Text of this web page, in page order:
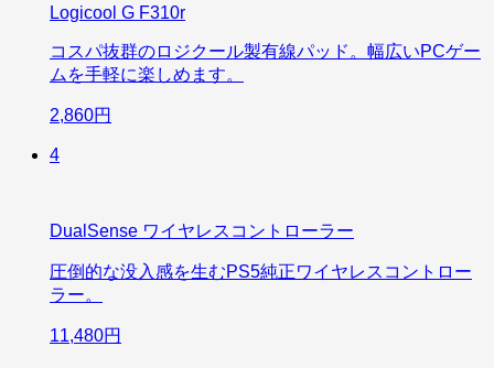
Logicool G F310r
コスパ抜群のロジクール製有線パッド。幅広いPCゲー
ムを手軽に楽しめます。
2,860円
4
DualSense ワイヤレスコントローラー
圧倒的な没入感を生むPS5純正ワイヤレスコントロー
ラー。
11,480円